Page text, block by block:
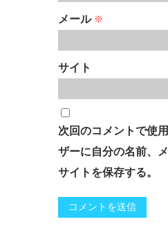
メール ※
サイト
次回のコメントで使
ザーに自分の名前、
サイトを保存する。